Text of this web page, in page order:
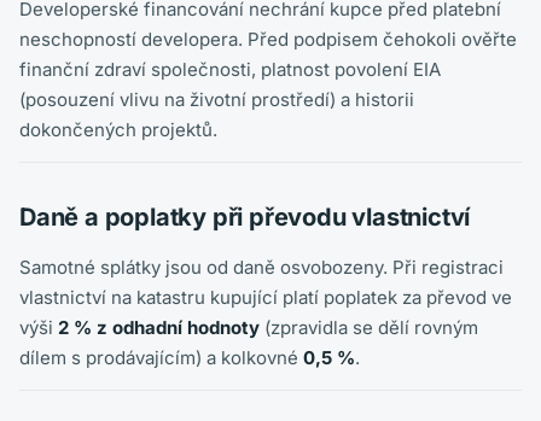
Developerské financování nechrání kupce před platební
neschopností developera. Před podpisem čehokoli ověřte
finanční zdraví společnosti, platnost povolení EIA
(posouzení vlivu na životní prostředí) a historii
dokončených projektů.
Daně a poplatky při převodu vlastnictví
Samotné splátky jsou od daně osvobozeny. Při registraci
vlastnictví na katastru kupující platí poplatek za převod ve
výši 2 % z odhadní hodnoty (zpravidla se dělí rovným
dílem s prodávajícím) a kolkovné 0,5 %.